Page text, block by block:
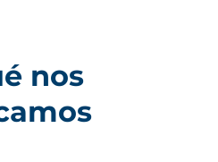
nos